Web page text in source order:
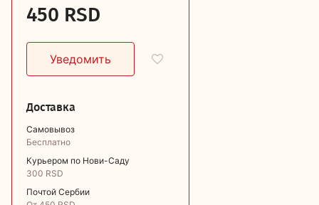
450 RSD
Доставка
Самовывоз
Бесплатно
Курьером по Нови-Саду
300 RSD
Почтой Сербии